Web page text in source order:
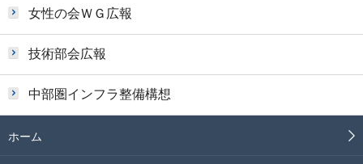
女性の会ＷＧ広報
技術部会広報
中部圏インフラ整備構想
ホーム